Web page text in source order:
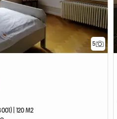
5
| 120 M2